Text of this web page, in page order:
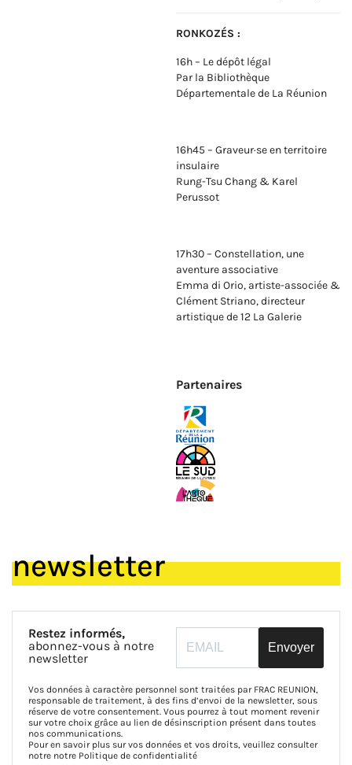
RONKOZÉS :
16h – Le dépôt légal
Par la Bibliothèque
Départementale de La Réunion
16h45 – Graveur·se en territoire
insulaire
Rung-Tsu Chang & Karel
Perussot
17h30 – Constellation, une
aventure associative
Emma di Orio, artiste-associée &
Clément Striano, directeur
artistique de 12 La Galerie
Partenaires
newsletter
Restez informés,
abonnez-vous à notre
newsletter
Envoyer
Vos données à caractère personnel sont traitées par FRAC REUNION,
responsable de traitement, à des fins d’envoi de la newsletter, sous
réserve de votre consentement. Vous pourrez à tout moment revenir
sur votre choix grâce au lien de désinscription présent dans toutes
nos communications.
Pour en savoir plus sur vos données et vos droits, veuillez consulter
notre notre Politique de confidentialité